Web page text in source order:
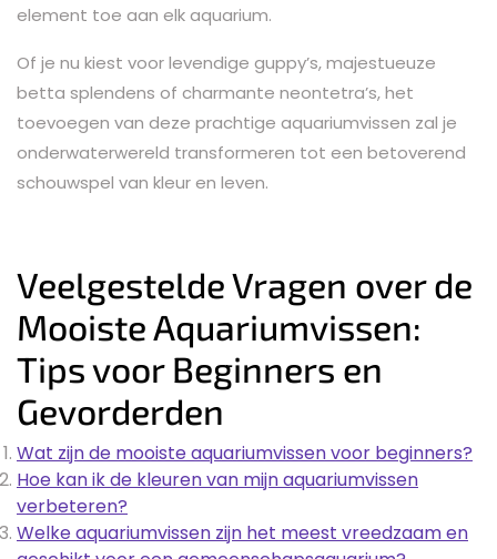
element toe aan elk aquarium.
Of je nu kiest voor levendige guppy’s, majestueuze
betta splendens of charmante neontetra’s, het
toevoegen van deze prachtige aquariumvissen zal je
onderwaterwereld transformeren tot een betoverend
schouwspel van kleur en leven.
Veelgestelde Vragen over de
Mooiste Aquariumvissen:
Tips voor Beginners en
Gevorderden
Wat zijn de mooiste aquariumvissen voor beginners?
Hoe kan ik de kleuren van mijn aquariumvissen
verbeteren?
Welke aquariumvissen zijn het meest vreedzaam en